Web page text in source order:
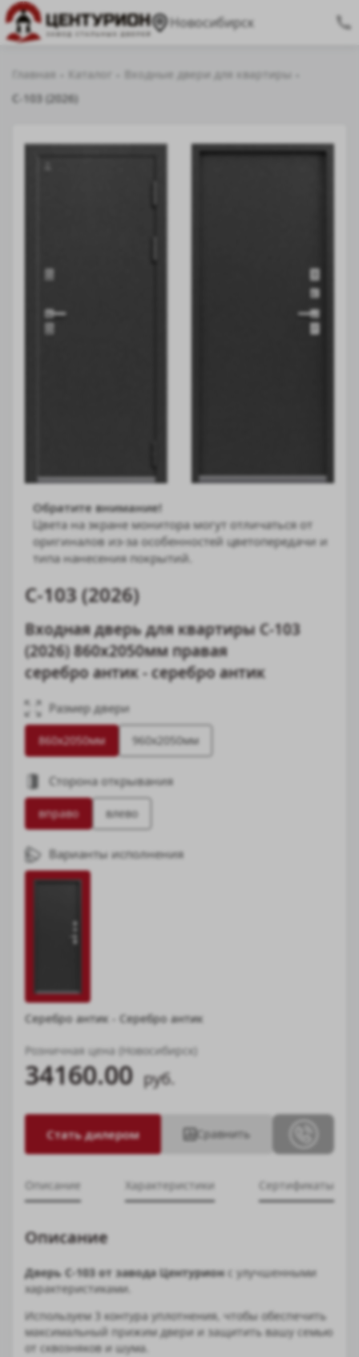
Новосибирск
Главная Каталог
Входные двери для квартиры
C-103 (2026)
Обратите внимание!
Цвета на экране монитора могут отличаться от
оригиналов из-за особенностей цветопередачи и
типа нанесения покрытий.
C-103 (2026)
Входная дверь для квартиры C-103
(2026) 860х2050мм правая
серебро антик - серебро антик
Размер двери
860х2050мм 960х2050мм
Сторона открывания
вправо влево
Варианты исполнения
Серебро антик - Серебро антик
Розничная цена (Новосибирск)
34160.00 руб.
Стать дилером Сравнить
Описание Характеристики Сертификаты
Описание
Дверь С-103 от завода Центурионс улучшенными
характеристиками.
Используем 3 контура уплотнения, чтобы обеспечить
максимальный прижим двери и защитить вашу семью
от сквозняков и шума.